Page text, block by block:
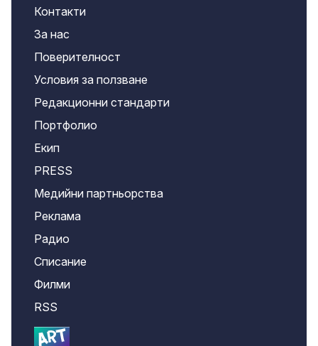
Контакти
За нас
Поверителност
Условия за ползване
Редакционни стандарти
Портфолио
Екип
PRESS
Медийни партньорства
Реклама
Радио
Списание
Филми
RSS